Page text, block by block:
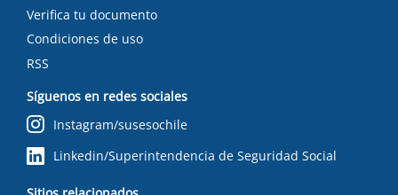
Verifica tu documento
Condiciones de uso
RSS
Síguenos en redes sociales
Instagram/susesochile
Linkedin/Superintendencia de Seguridad Social